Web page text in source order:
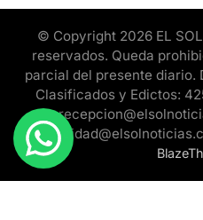
© Copyright 2026 EL
reservados. Queda
parcial del presente diario.
Clasificados y Edictos: